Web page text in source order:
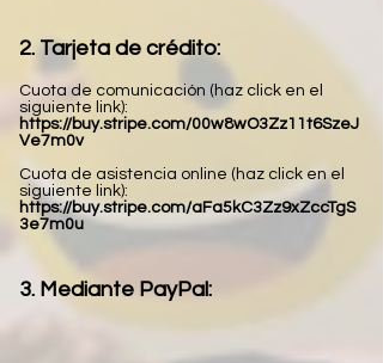
2. Tarjeta de crédito:
Cuota de comunicación (haz click en el
siguiente link):
https://buy.stripe.com/00w8wO3Zz11t6SzeJ
Ve7m0v
Cuota de asistencia online (haz click en el
siguiente link):
https://buy.stripe.com/aFa5kC3Zz9xZccTgS
3e7m0u
3. Mediante PayPal: